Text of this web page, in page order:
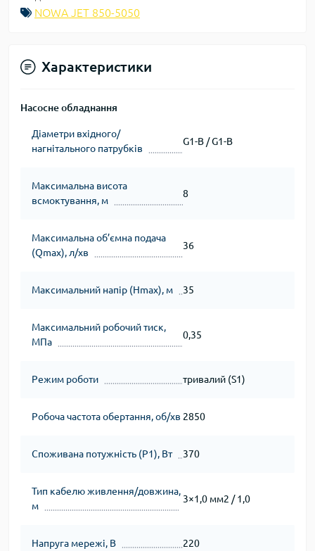
NOWA JET 850-5050
Характеристики
Насосне обладнання
Діаметри вхідного/
нагнітального патрубків
G1-B / G1-B
Максимальна висота
всмоктування, м
8
Максимальна об’ємна подача
(Qmax), л/хв
36
Максимальний напір (Нmax), м 35
Максимальний робочий тиск,
МПа
0,35
Режим роботи тривалий (S1)
Робоча частота обертання, об/хв 2850
Споживана потужність (Р1), Вт 370
Тип кабелю живлення/довжина,
м
3×1,0 мм2 / 1,0
Напруга мережі, В 220